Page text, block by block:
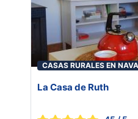
CASAS RURALES EN
La Casa de Ruth